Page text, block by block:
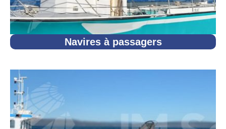
Navires à passagers